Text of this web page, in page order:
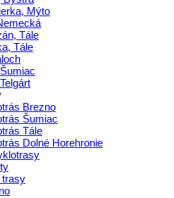
Mýto
Tále
Tále
Brezno
Šumiac
Tále
Dolné Horehronie